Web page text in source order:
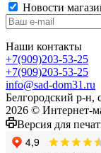
Новости
Наши контакты
+7(909)203-53-25
+7(909)203-53-25
info@sad-dom31.ru
Белгородский р-н,
2026 © Интернет-
Версия для